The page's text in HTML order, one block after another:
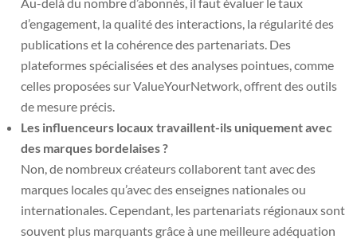
d’engagement, la qualité des interactions, la régularité des
publications et la cohérence des partenariats. Des
plateformes spécialisées et des analyses pointues, comme
celles proposées sur ValueYourNetwork, offrent des outils
de mesure précis.
Les influenceurs locaux travaillent-ils uniquement avec
des marques bordelaises ?
Non, de nombreux créateurs collaborent tant avec des
marques locales qu’avec des enseignes nationales ou
internationales. Cependant, les partenariats régionaux sont
souvent plus marquants grâce à une meilleure adéquation